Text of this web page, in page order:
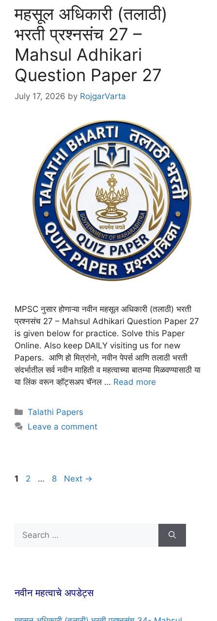
महसूल अधिकारी (तलाठी)
भरती प्रश्नसंच 27 –
Mahsul Adhikari
Question Paper 27
July 17, 2026 by RojgarVarta
MPSC नुसार होणाऱ्या नवीन महसूल अधिकारी (तलाठी) भरती
प्रश्नसंच 27 – Mahsul Adhikari Question Paper 27
is given below for practice. Solve this Paper
Online. Also keep DAILY visiting us for new
Papers. आणि हो मित्रांनो, नवीन पेपर्स आणि तलाठी भरती
संदर्भातील सर्व नवीन माहिती व महत्वाच्या बातम्या मिळवण्यासाठी या
या लिंक वरून व्हॉट्सअप चॅनल … Read more
Talathi Papers
Leave a comment
1 2 … 8 Next →
नवीन महत्वाचे अपडेट्स